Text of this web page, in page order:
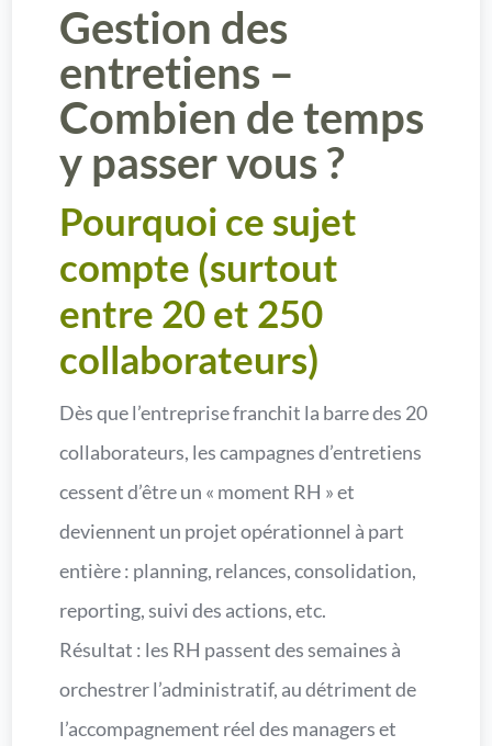
Gestion des
entretiens –
Combien de temps
y passer vous ?
Pourquoi ce sujet
compte (surtout
entre 20 et 250
collaborateurs)
Dès que l’entreprise franchit la barre des 20
collaborateurs, les campagnes d’entretiens
cessent d’être un « moment RH » et
deviennent un projet opérationnel à part
entière : planning, relances, consolidation,
reporting, suivi des actions, etc.
Résultat : les RH passent des semaines à
orchestrer l’administratif, au détriment de
l’accompagnement réel des managers et